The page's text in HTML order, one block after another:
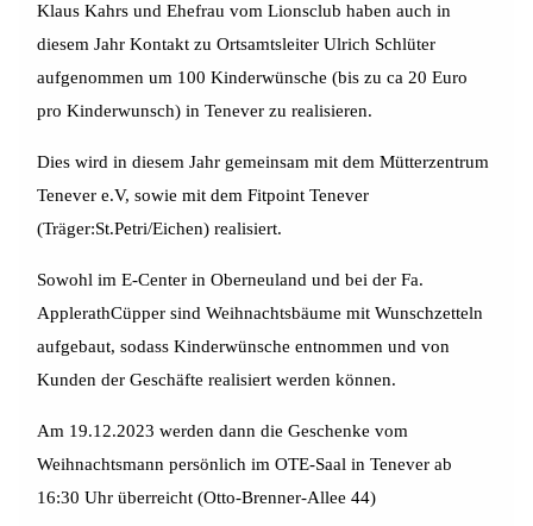
Klaus Kahrs und Ehefrau vom Lionsclub haben auch in
diesem Jahr Kontakt zu Ortsamtsleiter Ulrich Schlüter
aufgenommen um 100 Kinderwünsche (bis zu ca 20 Euro
pro Kinderwunsch) in Tenever zu realisieren.
Dies wird in diesem Jahr gemeinsam mit dem Mütterzentrum
Tenever e.V, sowie mit dem Fitpoint Tenever
(Träger:St.Petri/Eichen) realisiert.
Sowohl im E-Center in Oberneuland und bei der Fa.
ApplerathCüpper sind Weihnachtsbäume mit Wunschzetteln
aufgebaut, sodass Kinderwünsche entnommen und von
Kunden der Geschäfte realisiert werden können.
Am 19.12.2023 werden dann die Geschenke vom
Weihnachtsmann persönlich im OTE-Saal in Tenever ab
16:30 Uhr überreicht (Otto-Brenner-Allee 44)